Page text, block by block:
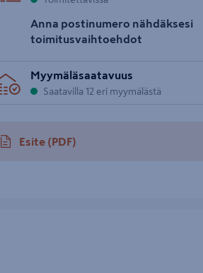
Anna postinumero nähdäksesi
toimitusvaihtoehdot
Myymäläsaatavuus
Saatavilla 12 eri myymälästä
Esite (PDF)
avautuu uuteen välilehteen